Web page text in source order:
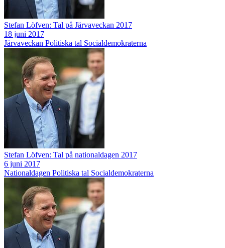
Stefan Löfven: Tal på Järvaveckan 2017
18 juni 2017
Järvaveckan Politiska tal Socialdemokraterna
Stefan Löfven: Tal på nationaldagen 2017
6 juni 2017
Nationaldagen Politiska tal Socialdemokraterna